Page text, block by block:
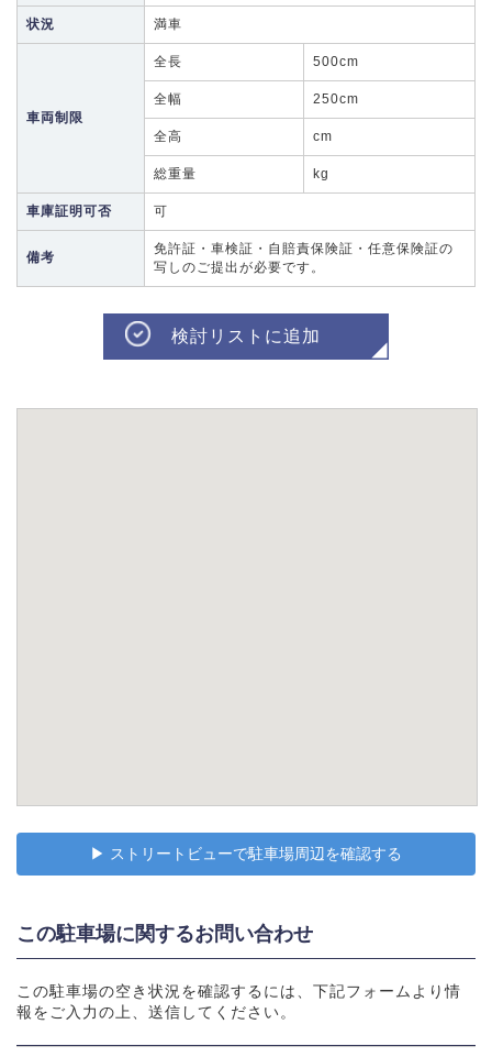
状況 満車
車両制限
全長 500cm
全幅 250cm
全高 cm
総重量 kg
車庫証明可否 可
備考
免許証・車検証・自賠責保険証・任意保険証の
写しのご提出が必要です。
検討リストに追加
▶︎ ストリートビューで駐車場周辺を確認する
この駐車場に関するお問い合わせ
この駐車場の空き状況を確認するには、下記フォームより情
報をご入力の上、送信してください。